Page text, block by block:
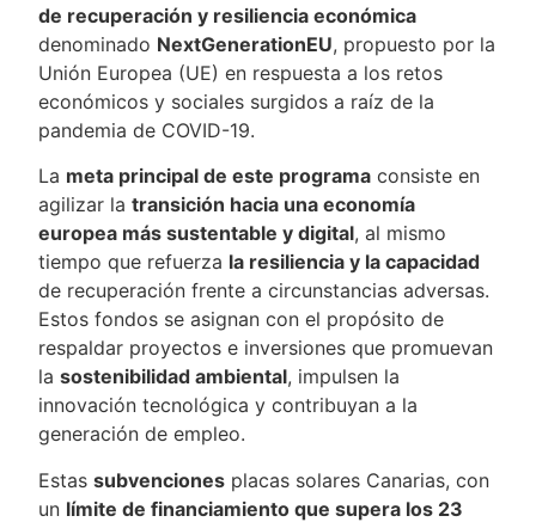
de recuperación y resiliencia económica
denominado NextGenerationEU, propuesto por la
Unión Europea (UE) en respuesta a los retos
económicos y sociales surgidos a raíz de la
pandemia de COVID-19.
La meta principal de este programa consiste en
agilizar latransición hacia una economía
europea más sustentable y digital, al mismo
tiempo que refuerza la resiliencia y la capacidad
de recuperación frente a circunstancias adversas.
Estos fondos se asignan con el propósito de
respaldar proyectos e inversiones que promuevan
lasostenibilidad ambiental, impulsen la
innovación tecnológica y contribuyan a la
generación de empleo.
Estassubvenciones placas solares Canarias, con
un límite de financiamiento que supera los 23